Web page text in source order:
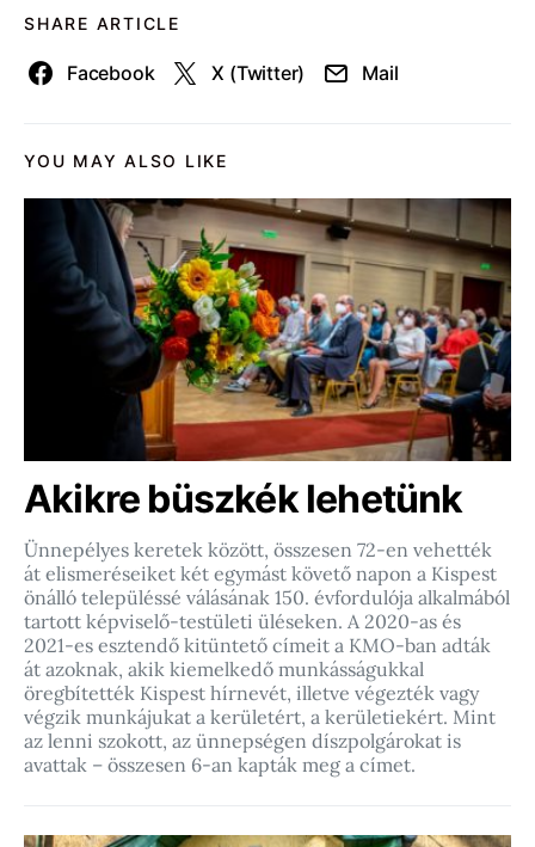
SHARE ARTICLE
Facebook X (Twitter) Mail
YOU MAY ALSO LIKE
Akikre büszkék lehetünk
Ünnepélyes keretek között, összesen 72-en vehették
át elismeréseiket két egymást követő napon a Kispest
önálló településsé válásának 150. évfordulója alkalmából
tartott képviselő-testületi üléseken. A 2020-as és
2021-es esztendő kitüntető címeit a KMO-ban adták
át azoknak, akik kiemelkedő munkásságukkal
öregbítették Kispest hírnevét, illetve végezték vagy
végzik munkájukat a kerületért, a kerületiekért. Mint
az lenni szokott, az ünnepségen díszpolgárokat is
avattak – összesen 6-an kapták meg a címet.